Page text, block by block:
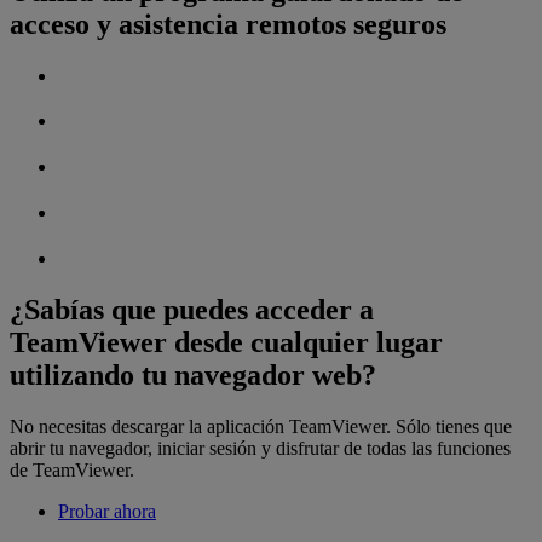
acceso y asistencia remotos seguros
¿Sabías que puedes acceder a
TeamViewer desde cualquier lugar
utilizando tu navegador web?
No necesitas descargar la aplicación TeamViewer. Sólo tienes que
abrir tu navegador, iniciar sesión y disfrutar de todas las funciones
de TeamViewer.
Probar ahora